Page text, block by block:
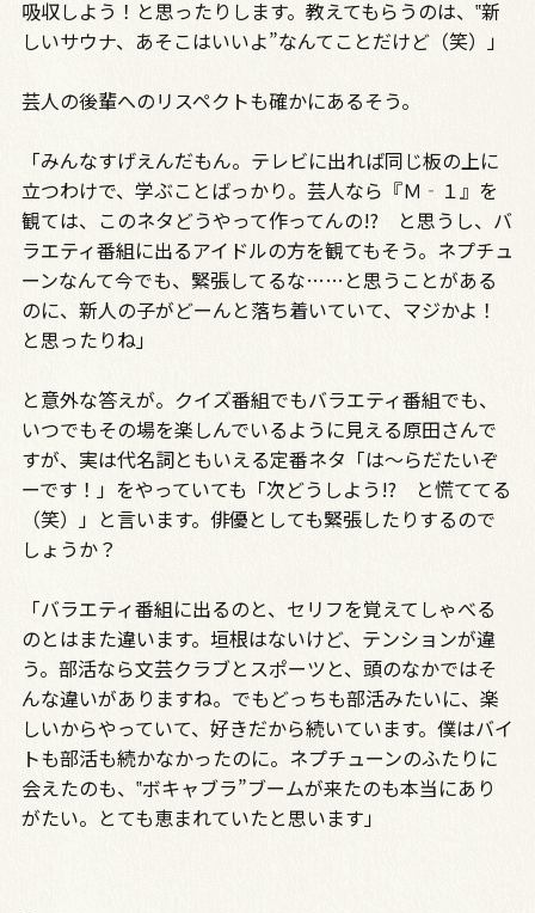
吸収しよう！と思ったりします。教えてもらうのは、‟新
しいサウナ、あそこはいいよ”なんてことだけど（笑）」
芸人の後輩へのリスペクトも確かにあるそう。
「みんなすげえんだもん。テレビに出れば同じ板の上に
立つわけで、学ぶことばっかり。芸人なら『Ｍ‐１』を
観ては、このネタどうやって作ってんの!? と思うし、バ
ラエティ番組に出るアイドルの方を観てもそう。ネプチュ
ーンなんて今でも、緊張してるな……と思うことがある
のに、新人の子がどーんと落ち着いていて、マジかよ！
と思ったりね」
と意外な答えが。クイズ番組でもバラエティ番組でも、
いつでもその場を楽しんでいるように見える原田さんで
すが、実は代名詞ともいえる定番ネタ「は～らだたいぞ
ーです！」をやっていても「次どうしよう!? と慌ててる
（笑）」と言います。俳優としても緊張したりするので
しょうか？
「バラエティ番組に出るのと、セリフを覚えてしゃべる
のとはまた違います。垣根はないけど、テンションが違
う。部活なら文芸クラブとスポーツと、頭のなかではそ
んな違いがありますね。でもどっちも部活みたいに、楽
しいからやっていて、好きだから続いています。僕はバイ
トも部活も続かなかったのに。ネプチューンのふたりに
会えたのも、‟ボキャブラ”ブームが来たのも本当にあり
がたい。とても恵まれていたと思います」